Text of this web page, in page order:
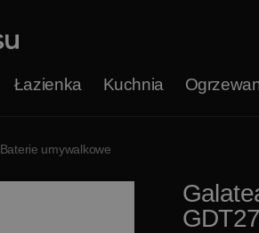
Łazienka Kuchnia
Baterie umywalkowe